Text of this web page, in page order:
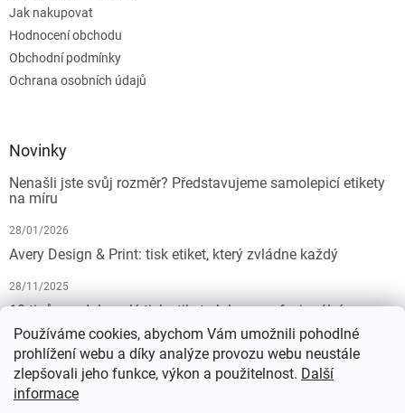
Používáme cookies, abychom Vám umožnili pohodlné
prohlížení webu a díky analýze provozu webu neustále
zlepšovali jeho funkce, výkon a použitelnost. Další
informace
Jak nakupovat
Hodnocení obchodu
Obchodní podmínky
Ochrana osobních údajů
Novinky
Nenašli jste svůj rozměr? Představujeme samolepicí etikety
na míru
28/01/2026
Avery Design & Print: tisk etiket, který zvládne každý
28/11/2025
10 tipů pro dokonalý tisk etiket: Jak na profesionální
výsledek bez starostí
19/07/2025